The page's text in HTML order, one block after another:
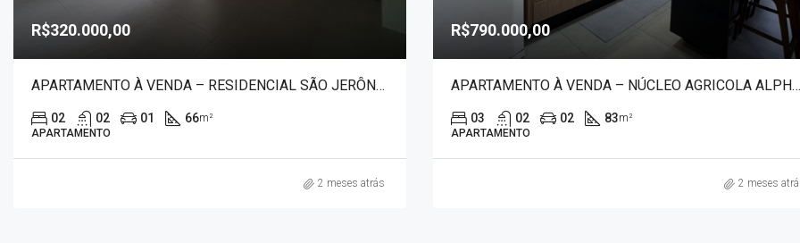
R$320.000,00
APARTAMENTO À VENDA – RESIDENCIAL SÃO JERÔNIMO – 1298
02 02 01 66m²
APARTAMENTO
2 meses atrás
R$790.000,00
APARTAMENTO À VENDA –
03 02 02 83m²
APARTAMENTO
2 meses